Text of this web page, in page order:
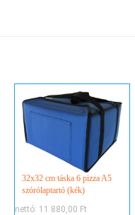
32x32 cm táska 6 pizza A5
szórólaptartó (kék)
nettó: 11 880,00 Ft